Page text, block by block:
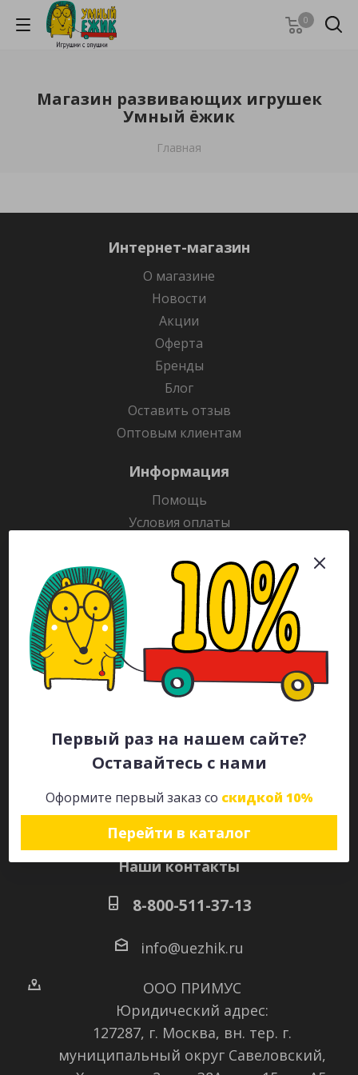
Первый раз на нашем сайте?
Оставайтесь с нами
Оформите первый заказ со скидкой 10%
Перейти в каталог
0
Магазин развивающих игрушек
Умный ёжик
Главная
Интернет-магазин
О магазине
Новости
Акции
Оферта
Бренды
Блог
Оставить отзыв
Оптовым клиентам
Информация
Помощь
Условия оплаты
Гарантия на товар
Раскраски
Рекламодателям
Каталог
Будьте всегда в курсе!
Наши контакты
8-800-511-37-13
info@uezhik.ru
ООО ПРИМУС
Юридический адрес:
127287, г. Москва, вн. тер. г.
муниципальный округ Савеловский,